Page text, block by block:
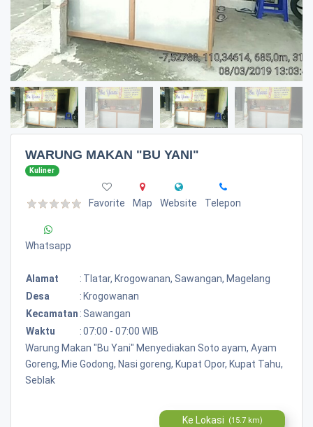
WARUNG MAKAN "BU YANI"
Kuliner
Favorite Map Website Telepon
Whatsapp
Alamat : Tlatar, Krogowanan, Sawangan, Magelang
Desa
: Krogowanan
Kecamatan : Sawangan
Waktu
:07:00 - 07:00 WIB
Warung Makan "Bu Yani" Menyediakan Soto ayam, Ayam
Goreng, Mie Godong, Nasi goreng, Kupat Opor, Kupat Tahu,
Seblak
Ke Lokasi (15.7 km)